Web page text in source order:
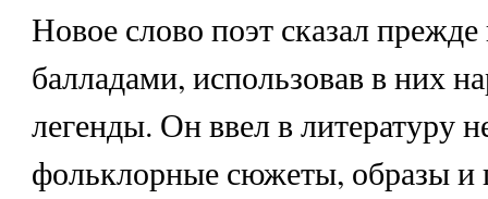
Новое слово поэт сказал прежде
балладами, использовав в них
легенды. Он ввел в литературу
фольклорные сюжеты, образы